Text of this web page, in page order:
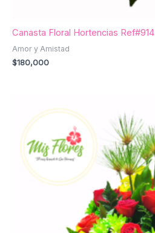
Canasta Floral Hortencias Ref#914
Amor y Amistad
$180,000